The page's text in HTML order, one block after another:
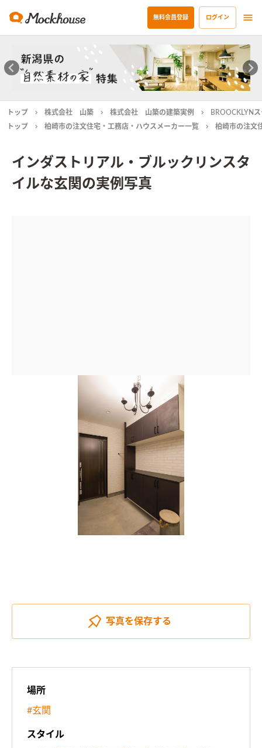
無料会員登録 ログイン
トップ 株式会社 山築 株式会社 山築の建築実例
BROOCKLYN
トップ
柏崎市の注文住宅・工務店・ハウスメーカー一覧 柏崎市の注文
インダストリアル・ブルックリンスタ
イルな玄関の実例写真
写真を保存する
場所
#玄関
スタイル